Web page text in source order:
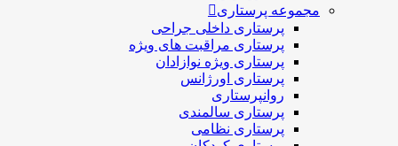
مجموعه پرستاری
پرستاری داخلی جراحی
پرستاری مراقبت های ويژه
پرستاری ويژه نوازادان
پرستاری اورژانس
روانپرستاری
پرستاری سالمندی
پرستاری نظامی